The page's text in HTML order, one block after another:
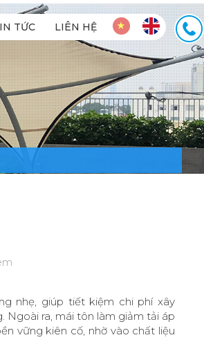
TỨC LIÊN HỆ
nhẹ, giúp tiết kiệm chi phí xây
Ngoài ra, mái tôn làm giảm tải áp
vững kiên cố, nhờ vào chất liệu